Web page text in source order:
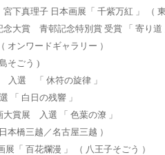
下真理子 日本画展「 千紫万紅 」 （ 東
念大賞 青邨記念特別賞 受賞 「 寄り道
オンワードギャラリー ）
そごう )
入選 「 休符の旋律 」
「 白日の残響 」
大賞展 入選 「 色葉の潦 」
本橋三越／名古屋三越 ）
展「 百花爛漫 」 （ 八王子そごう ）